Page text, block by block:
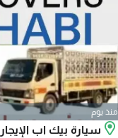
منذ يوم
سيارة بيك اب